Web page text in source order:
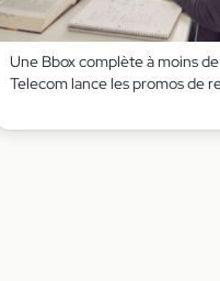
Une Bbox complète à moins
Telecom lance les promos de